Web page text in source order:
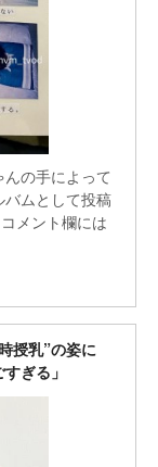
の手によって
ムとして投稿
メント欄には
授乳”の姿に
ぎる」